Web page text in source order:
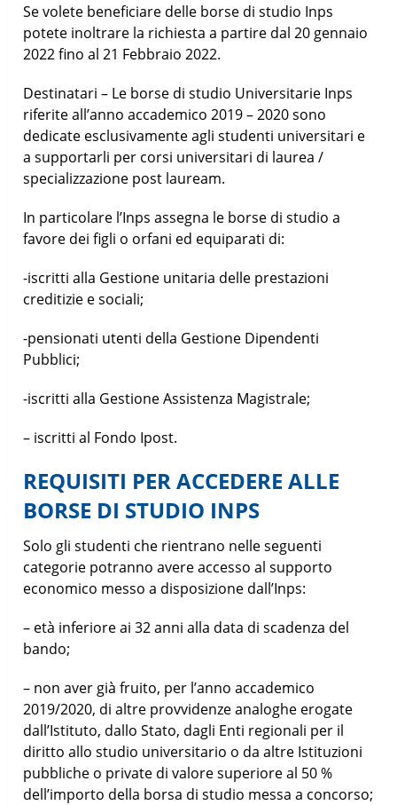
Se volete beneficiare delle borse di studio Inps
potete inoltrare la richiesta a partire dal 20 gennaio
2022 fino al 21 Febbraio 2022.
Destinatari – Le borse di studio Universitarie Inps
riferite all’anno accademico 2019 – 2020 sono
dedicate esclusivamente agli studenti universitari e
a supportarli per corsi universitari di laurea /
specializzazione post lauream.
In particolare l’Inps assegna le borse di studio a
favore dei figli o orfani ed equiparati di:
-iscritti alla Gestione unitaria delle prestazioni
creditizie e sociali;
-pensionati utenti della Gestione Dipendenti
Pubblici;
-iscritti alla Gestione Assistenza Magistrale;
– iscritti al Fondo Ipost.
REQUISITI PER ACCEDERE ALLE
BORSE DI STUDIO INPS
Solo gli studenti che rientrano nelle seguenti
categorie potranno avere accesso al supporto
economico messo a disposizione dall’Inps:
– età inferiore ai 32 anni alla data di scadenza del
bando;
– non aver già fruito, per l’anno accademico
2019/2020, di altre provvidenze analoghe erogate
dall’Istituto, dallo Stato, dagli Enti regionali per il
diritto allo studio universitario o da altre Istituzioni
pubbliche o private di valore superiore al 50 %
dell’importo della borsa di studio messa a concorso;